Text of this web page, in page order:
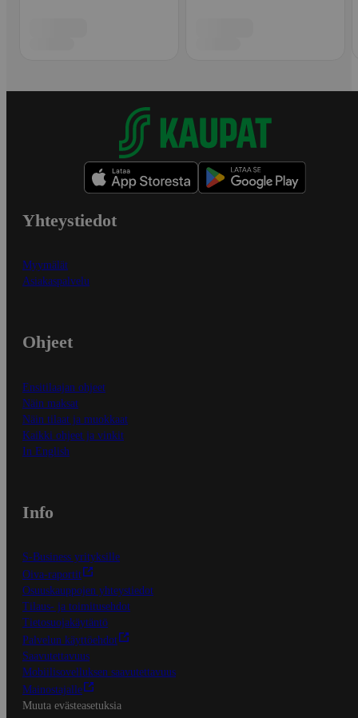
Yhteystiedot
Myymälät
Asiakaspalvelu
Ohjeet
Ensitilaajan ohjeet
Näin maksat
Näin tilaat ja muokkaat
Kaikki ohjeet ja vinkit
In English
Info
S-Business yrityksille
Oiva-raportit
Osuuskauppojen yhteystiedot
Tilaus- ja toimitusehdot
Tietosuojakäytäntö
Palvelun käyttöehdot
Saavutettavuus
Mobiilisovelluksen saavutettavuus
Mainostajalle
Muuta evästeasetuksia